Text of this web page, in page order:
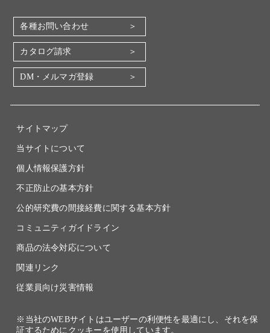
会社概要
地図・アクセス（本社）
IR情報
電子公告
各種お問い合わせ
カタログ請求
DM・メルマガ登録
サイトマップ
当サイトについて
個人情報保護方針
不正防止の基本方針
公的研究費の間接経費に関する基本方針
コミュニティガイドライン
商品の法令対応について
関連リンク
従業員向け災害情報
※当社のWEBサイトはユーザーの利便性を最適にし、それを保
証するためにクッキーを使用しています。